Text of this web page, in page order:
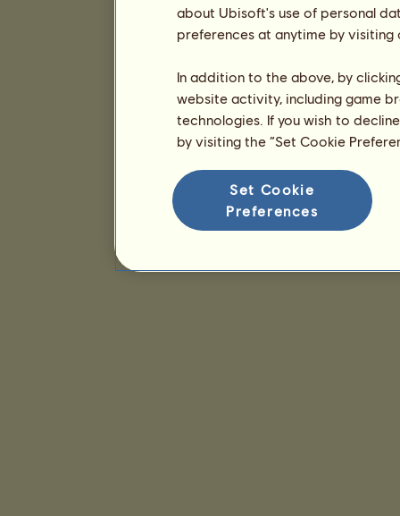
about Ubisoft's use of personal
preferences at anytime by
In addition to the above, by
website activity, including game
technologies. If you wish to
by visiting the “Set Cookie
Set Cookie
Preferences